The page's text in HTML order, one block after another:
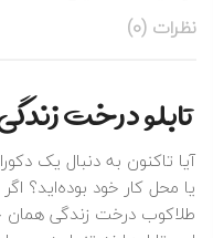
نظرات (0)
تابلو درخت
آیا تاکنون به دنبال یک
یا محل کار خود بوده‌اید؟
طلاکوب درخت زندگی همان